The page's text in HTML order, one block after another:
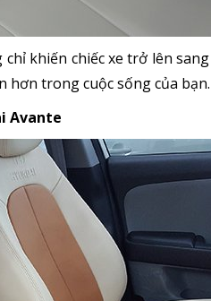
khiến chiếc xe trở lên
hơn trong cuộc sống của bạn.
Avante